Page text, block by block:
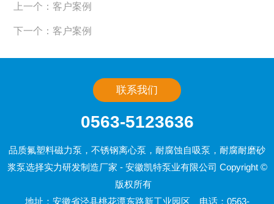
上一个：客户案例
下一个：客户案例
联系我们
0563-5123636
品质氟塑料磁力泵，不锈钢离心泵，耐腐蚀自吸泵，耐腐耐磨砂
浆泵选择实力研发制造厂家 - 安徽凯特泵业有限公司 Copyright ©
版权所有
地址：安徽省泾县桃花潭东路新工业园区 电话：0563-